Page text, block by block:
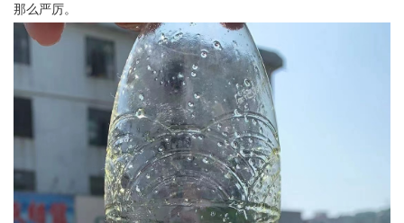
那么严厉。